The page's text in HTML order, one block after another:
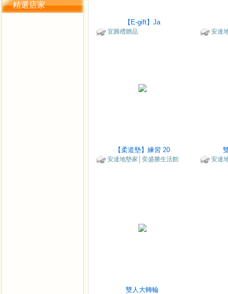
精選店家
【E-gift】Ja
宜圓禮贈品 安達
【柔道墊】練習 20
安達地墊家│奕盛勝生活館 安達
雙人大轉輪